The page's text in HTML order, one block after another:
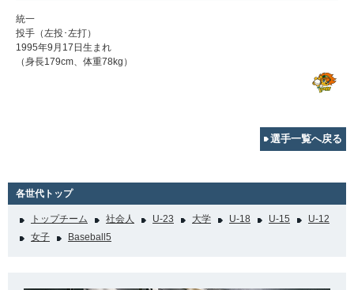
統一
投手（左投･左打）
1995年9月17日生まれ
（身長179cm、体重78kg）
選手一覧へ戻る
各世代トップ
トップチーム 社会人 U-23 大学 U-18 U-15
U-12
女子
Baseball5